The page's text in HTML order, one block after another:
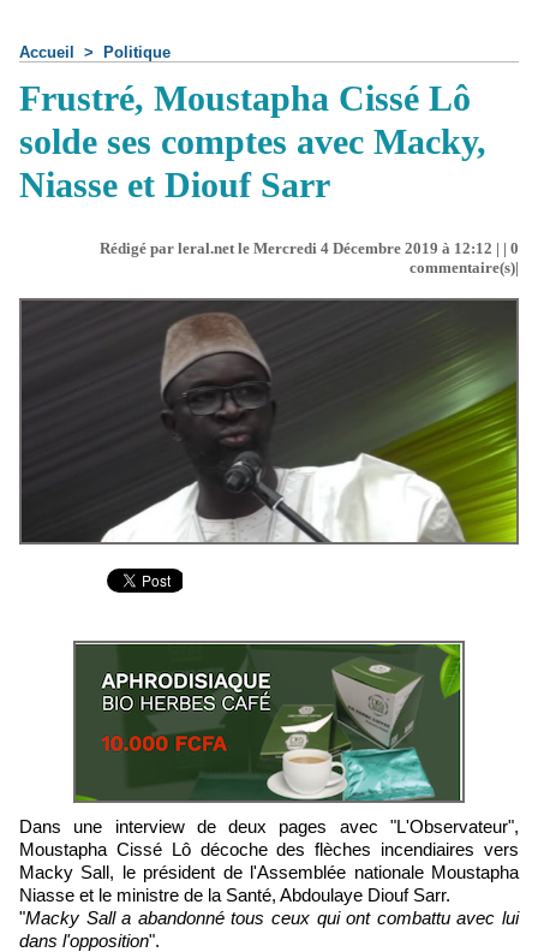
Accueil > Politique
Frustré, Moustapha Cissé Lô
solde ses comptes avec Macky,
Niasse et Diouf Sarr
Rédigé par leral.net le Mercredi 4 Décembre 2019 à 12:12 | | 0
commentaire(s)|
Dans une interview de deux pages avec "L'Observateur",
Moustapha Cissé Lô décoche des flèches incendiaires vers
Macky Sall, le président de l'Assemblée nationale Moustapha
Niasse et le ministre de la Santé, Abdoulaye Diouf Sarr.
"Macky Sall a abandonné tous ceux qui ont combattu avec lui
dans l'opposition".